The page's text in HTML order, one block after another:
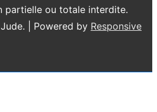
partielle ou totale interdite.
| Powered by Responsive